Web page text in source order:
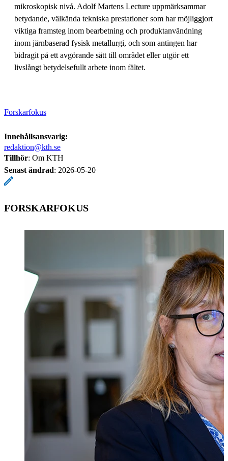
mikroskopisk nivå. Adolf Martens Lecture uppmärksammar
betydande, välkända tekniska prestationer som har möjliggjort
viktiga framsteg inom bearbetning och produktanvändning
inom järnbaserad fysisk metallurgi, och som antingen har
bidragit på ett avgörande sätt till området eller utgör ett
livslångt betydelsefullt arbete inom fältet.
Forskarfokus
Innehållsansvarig:
redaktion@kth.se
Tillhör: Om KTH
Senast ändrad: 2026-05-20
FORSKARFOKUS